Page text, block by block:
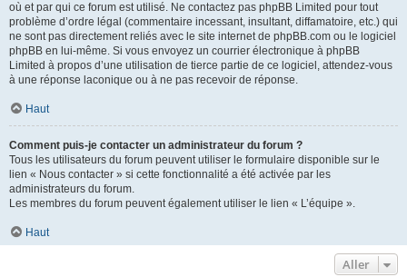
où et par qui ce forum est utilisé. Ne contactez pas phpBB Limited pour tout
problème d’ordre légal (commentaire incessant, insultant, diffamatoire, etc.) qui
ne sont pas directement reliés avec le site internet de phpBB.com ou le logiciel
phpBB en lui-même. Si vous envoyez un courrier électronique à phpBB
Limited à propos d’une utilisation de tierce partie de ce logiciel, attendez-vous
à une réponse laconique ou à ne pas recevoir de réponse.
Haut
Comment puis-je contacter un administrateur du forum ?
Tous les utilisateurs du forum peuvent utiliser le formulaire disponible sur le
lien « Nous contacter » si cette fonctionnalité a été activée par les
administrateurs du forum.
Les membres du forum peuvent également utiliser le lien « L’équipe ».
Haut
Aller